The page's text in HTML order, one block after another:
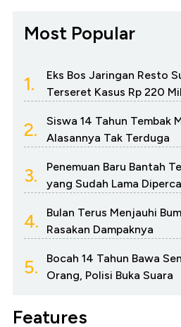
Most Popular
1.
Eks Bos Jaringan Resto
Terseret Kasus Rp 220
2.
Siswa 14 Tahun Tembak
Alasannya Tak Terduga
3.
Penemuan Baru Bantah
yang Sudah Lama
4.
Bulan Terus Menjauhi
Rasakan Dampaknya
5.
Bocah 14 Tahun Bawa
Orang, Polisi Buka Suara
Features